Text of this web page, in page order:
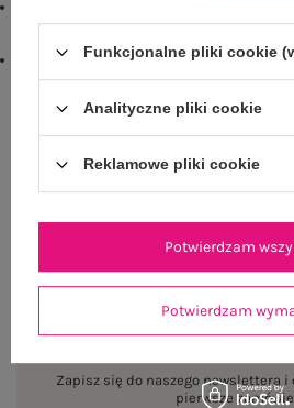
Modelka ma na sobie rozmiar S. Wymiary
biust 90 cm, talia 62 cm, biodra 94 cm
emblemat_FP:
txt_COTTON COMFORT#546070#FFFFFF,
Rozmiar: S
Dostępny
Zapisz się do naszego newslettera i
pierwsze
Funkcjonalne pliki cookie
Analityczne pliki cookie
Reklamowe pliki cookie
Potwierdzam
Potwierdzam